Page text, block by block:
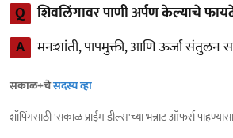
Q शिवलिंगावर पाणी अर्पण केल्याचे
A मनःशांती, पापमुक्ती, आणि ऊर्जा संतुलन
सकाळ+चेसदस्य व्हा
शॉपिंगसाठी 'सकाळ प्राईम डील्स'च्या भन्नाट ऑफर्स